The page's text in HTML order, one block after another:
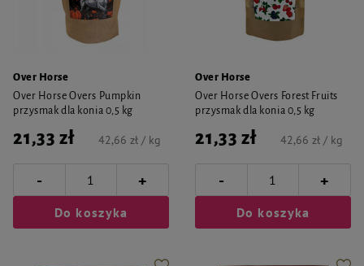
Over Horse
Over Horse Overs Pumpkin
przysmak dla konia 0,5 kg
21,33 zł 42,66 zł / kg
- +
Do koszyka
Over Horse
Over Horse Overs Forest Fruits
przysmak dla konia 0,5 kg
21,33 zł 42,66 zł / kg
- +
Do koszyka